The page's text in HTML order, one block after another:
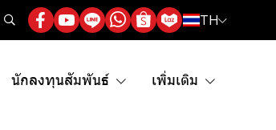
TH
นักลงทุนสัมพันธ์ เพิ่มเติม